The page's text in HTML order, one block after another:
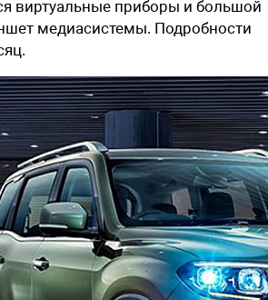
виртуальные приборы и большой
медиасистемы. Подробности